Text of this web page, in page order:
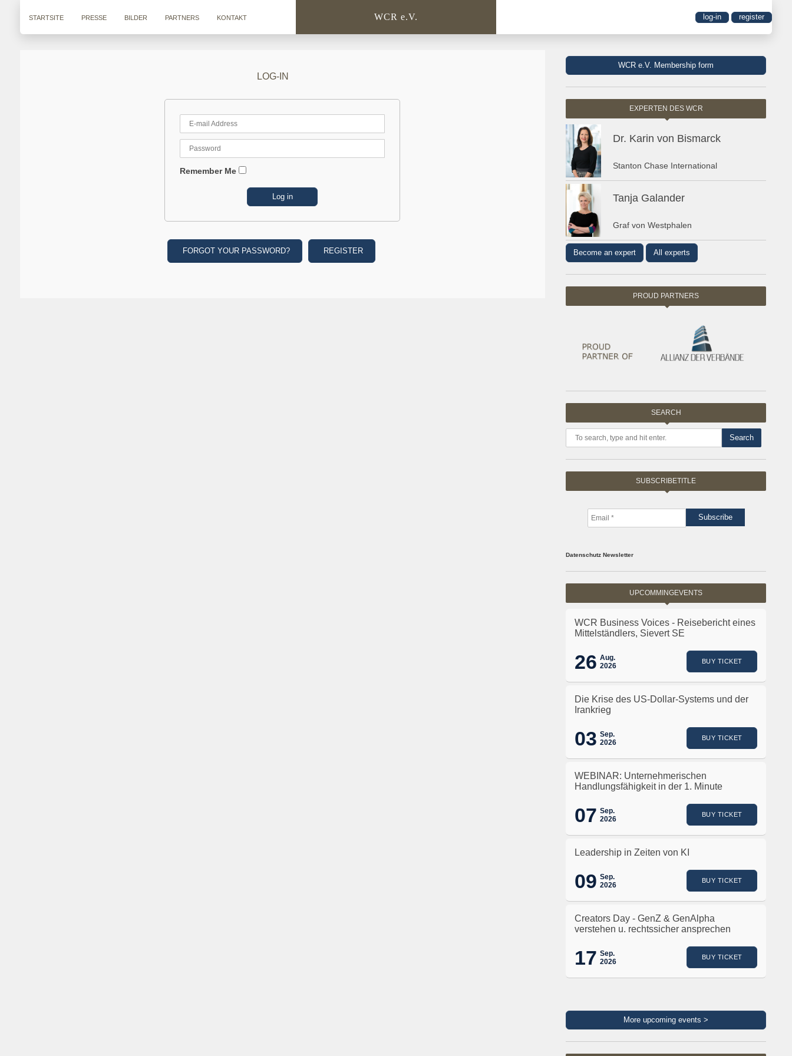
STARTSITE PRESSE BILDER PARTNERS KONTAKT WCR e.V. log-in register
LOG-IN
Remember Me
FORGOT YOUR PASSWORD? REGISTER
WCR e.V. Membership form
EXPERTEN DES WCR
Dr. Karin von Bismarck
Stanton Chase International
Tanja Galander
Graf von Westphalen
Become an expert All experts
PROUD PARTNERS
SEARCH
Search
SUBSCRIBETITLE
Datenschutz Newsletter
UPCOMMINGEVENTS
WCR Business Voices - Reisebericht eines
Mittelständlers, Sievert SE
26 Aug.
2026
BUY TICKET
Die Krise des US-Dollar-Systems und der
Irankrieg
03 Sep.
2026
BUY TICKET
WEBINAR: Unternehmerischen
Handlungsfähigkeit in der 1. Minute
07 Sep.
2026
BUY TICKET
Leadership in Zeiten von KI
09 Sep.
2026
BUY TICKET
Creators Day - GenZ & GenAlpha
verstehen u. rechtssicher ansprechen
17 Sep.
2026
BUY TICKET
More upcoming events >